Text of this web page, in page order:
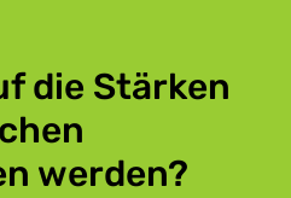
die Stärken
werden?